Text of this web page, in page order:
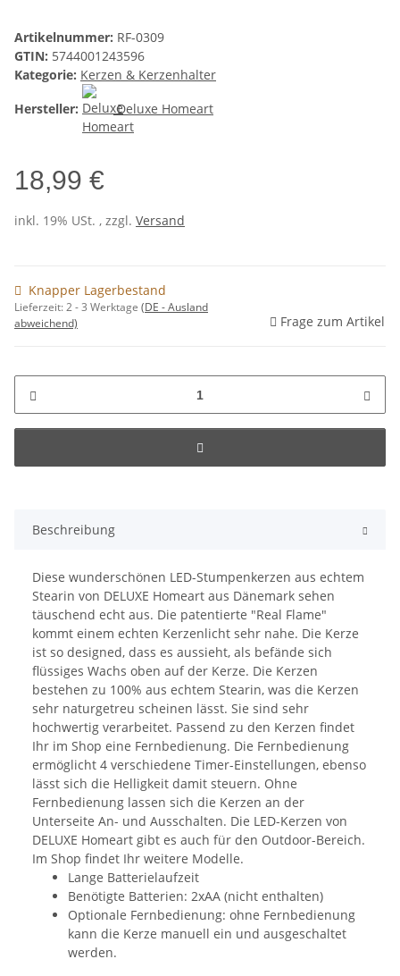
Artikelnummer: RF-0309
GTIN: 5744001243596
Kategorie: Kerzen & Kerzenhalter
Hersteller:
Deluxe Homeart
18,99 €
inkl. 19% USt. , zzgl. Versand
Knapper Lagerbestand
Lieferzeit:2 - 3 Werktage (DE - Ausland
abweichend)
Frage zum Artikel
Beschreibung
Diese wunderschönen LED-Stumpenkerzen aus echtem
Stearin von DELUXE Homeart aus Dänemark sehen
täuschend echt aus. Die patentierte "Real Flame"
kommt einem echten Kerzenlicht sehr nahe. Die Kerze
ist so designed, dass es aussieht, als befände sich
flüssiges Wachs oben auf der Kerze. Die Kerzen
bestehen zu 100% aus echtem Stearin, was die Kerzen
sehr naturgetreu scheinen lässt. Sie sind sehr
hochwertig verarbeitet. Passend zu den Kerzen findet
Ihr im Shop eine Fernbedienung. Die Fernbedienung
ermöglicht 4 verschiedene Timer-Einstellungen, ebenso
lässt sich die Helligkeit damit steuern. Ohne
Fernbedienung lassen sich die Kerzen an der
Unterseite An- und Ausschalten. Die LED-Kerzen von
DELUXE Homeart gibt es auch für den Outdoor-Bereich.
Im Shop findet Ihr weitere Modelle.
Lange Batterielaufzeit
Benötigte Batterien: 2xAA (nicht enthalten)
Optionale Fernbedienung: ohne Fernbedienung
kann die Kerze manuell ein und ausgeschaltet
werden.